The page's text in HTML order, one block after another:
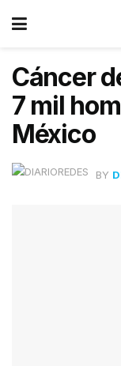
Cáncer
7 mil
México
BY